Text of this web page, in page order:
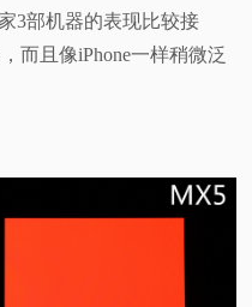
3部机器的表现比较接
而且像iPhone一样稍微泛